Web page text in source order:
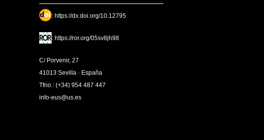
: https://dx.doi.org/10.12795
: https://ror.org/05sv8jh98
C/ Porvenir, 27
41013 Sevilla · España
Tfno.: (+34) 954 487 447
info-eus@us.es